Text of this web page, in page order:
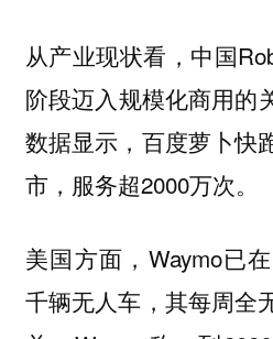
从产业现状看，中国
阶段迈入规模化商用的
数据显示，百度萝卜快
市，服务超2000万次。
美国方面，Waymo已
千辆无人车，其每周全